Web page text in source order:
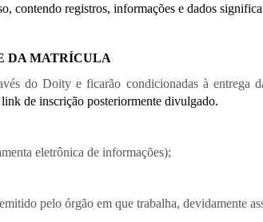
contendo registros, informações e dados
DA MATRÍCULA
do Doity e ficarão condicionadas à entrega
de inscrição posteriormente divulgado.
eletrônica de informações);
pelo órgão em que trabalha, devidamente